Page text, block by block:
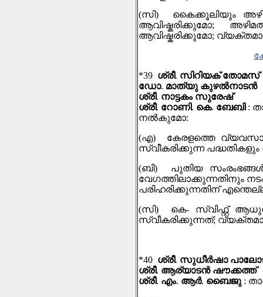
(സി) കൈക്കൂലിയും
ആവിഷ്കരിക്കുമോ;
ആവിഷ്കരിക്കുമോ;
*39 ശ്രീ. സിറിയക് തോമസ്
ഡോ. മാത്യു കുഴൽനാടൻ
ശ്രീ. നാട്ടകം സുരേഷ്
ശ്രീ. റോണി. കെ. ബേബി :
നല്‍കുമോ:
(എ) കേരളത്തെ
സ്വീകരിക്കുന്ന പദ്ധതികളും
(ബി) പുതിയ
വേഗത്തിലാക്കുന്നതിനും
പരിഹരിക്കുന്നതിന്
(സി) കെ- സ്വിഫ്റ്റ്
സ്വീകരിക്കുന്നത്;
*40 ശ്രീ. സുധീർഷാ
ശ്രീ. ആര്യാടന്‍ ഷൗക്കത്ത്
ശ്രീ. എം. ആർ. ബൈജു :